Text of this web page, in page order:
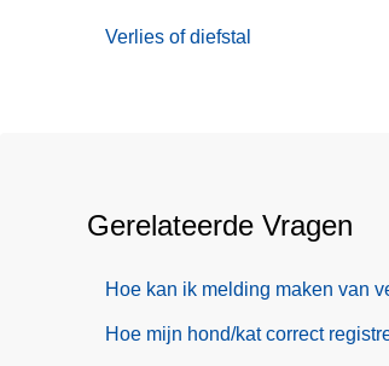
Verlies of diefstal
Gerelateerde Vragen
Hoe kan ik melding maken van
Hoe mijn hond/kat correct